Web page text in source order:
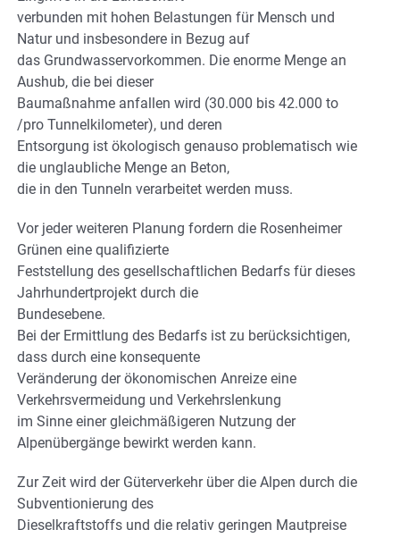
verbunden mit hohen Belastungen für Mensch und
Natur und insbesondere in Bezug auf
das Grundwasservorkommen. Die enorme Menge an
Aushub, die bei dieser
Baumaßnahme anfallen wird (30.000 bis 42.000 to
/pro Tunnelkilometer), und deren
Entsorgung ist ökologisch genauso problematisch wie
die unglaubliche Menge an Beton,
die in den Tunneln verarbeitet werden muss.
Vor jeder weiteren Planung fordern die Rosenheimer
Grünen eine qualifizierte
Feststellung des gesellschaftlichen Bedarfs für dieses
Jahrhundertprojekt durch die
Bundesebene.
Bei der Ermittlung des Bedarfs ist zu berücksichtigen,
dass durch eine konsequente
Veränderung der ökonomischen Anreize eine
Verkehrsvermeidung und Verkehrslenkung
im Sinne einer gleichmäßigeren Nutzung der
Alpenübergänge bewirkt werden kann.
Zur Zeit wird der Güterverkehr über die Alpen durch die
Subventionierung des
Dieselkraftstoffs und die relativ geringen Mautpreise